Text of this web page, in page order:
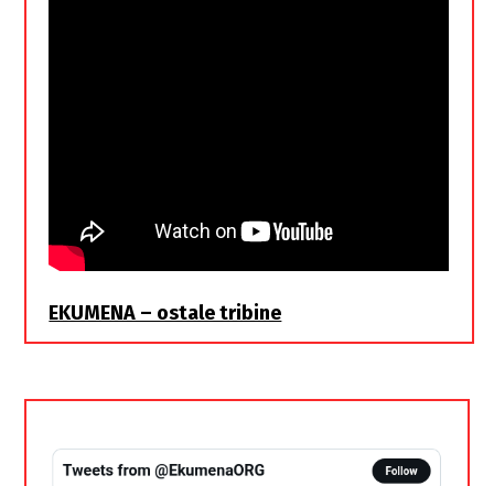
EKUMENA – ostale tribine